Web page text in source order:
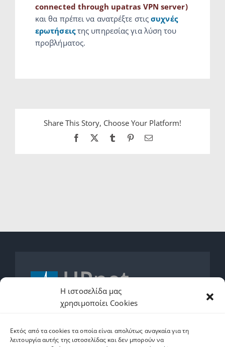
Η ιστοσελίδα μας
χρησιμοποίει Cookies
Εκτός από τα cookies τα οποία είναι απολύτως αναγκαία για τη
λειτουργία αυτής της ιστοσελίδας και δεν μπορούν να
connected through upatras VPN server)
και θα πρέπει να ανατρέξτε στιςσυχνές
ερωτήσειςτης υπηρεσίας για λύση του
προβλήματος.
Share This Story, Choose Your Platform!
Facebook
X Tumblr PinterestEmail
helpdesk.upnet.gr